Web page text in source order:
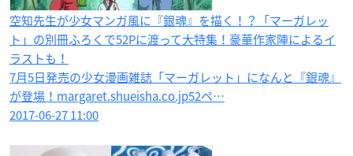
空知先生が少女マンガ風に『銀魂』を描く！？「マーガレッ
ト」の別冊ふろくで52Pに渡って大特集！豪華作家陣によるイ
ラストも！
7月5日発売の少女漫画雑誌「マーガレット」になんと『銀魂』
が登場！margaret.shueisha.co.jp52ペ…
2017-06-27 11:00